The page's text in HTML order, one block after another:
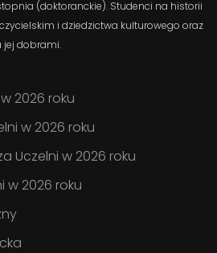
(doktoranckie). Studenci na historii
i dziedzictwa kulturowego oraz
jej dobrami.
2026 roku
w 2026 roku
Uczelni w 2026 roku
w 2026 roku